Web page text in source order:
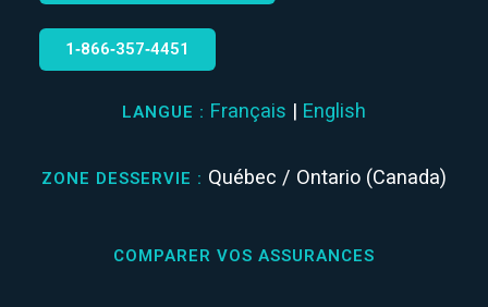
1‑866‑357‑4451
LANGUE : Français | English
ZONE DESSERVIE : Québec / Ontario (Canada)
COMPARER VOS ASSURANCES